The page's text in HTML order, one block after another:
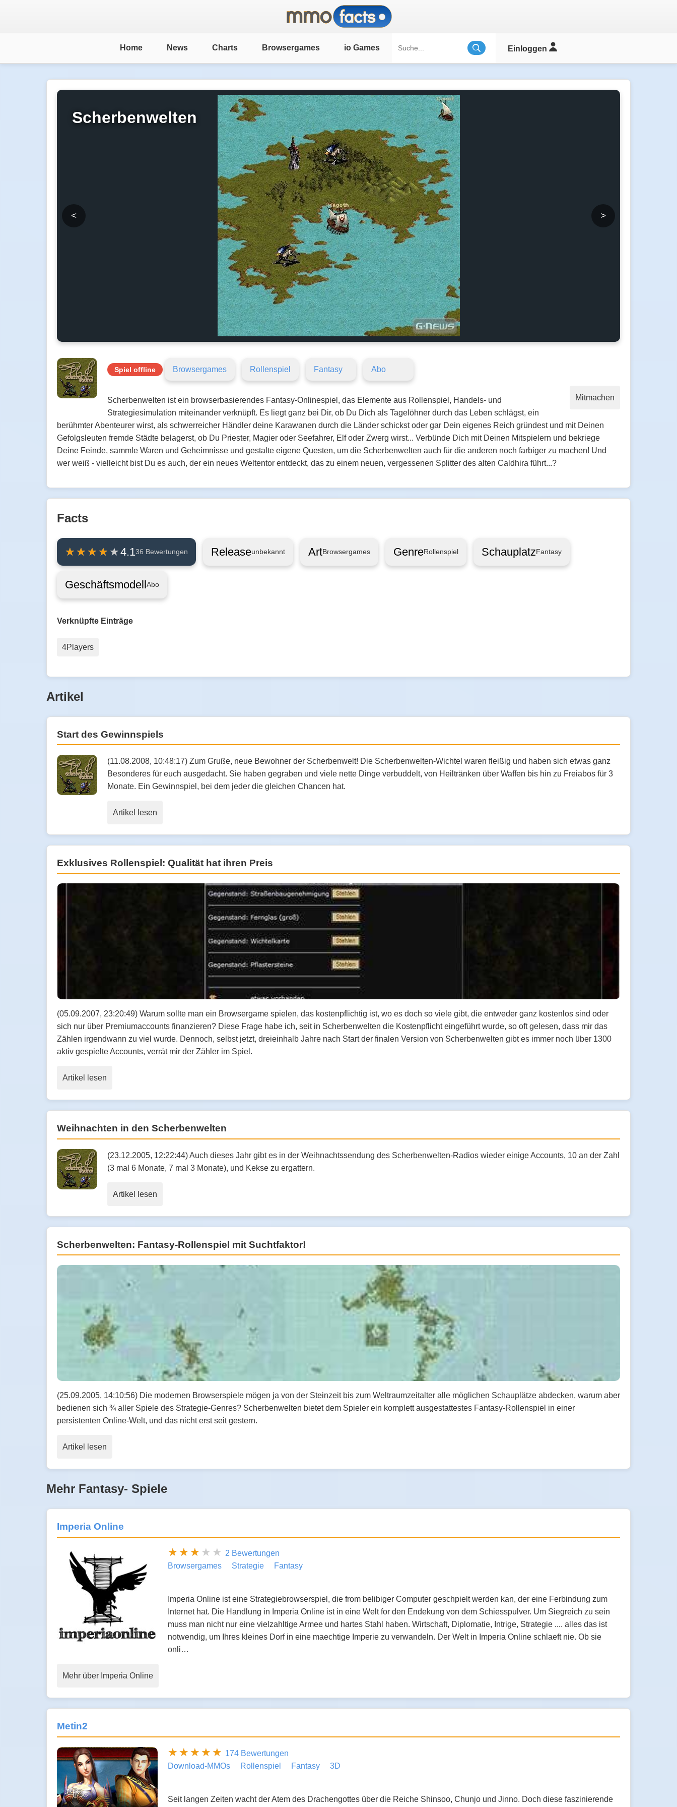
Home News Charts Browsergames io Games Einloggen
Scherbenwelten
< >
Spiel offline Browsergames Rollenspiel Fantasy Abo
Mitmachen
Scherbenwelten ist ein browserbasierendes Fantasy-Onlinespiel, das Elemente aus Rollenspiel, Handels- und
Strategiesimulation miteinander verknüpft. Es liegt ganz bei Dir, ob Du Dich als Tagelöhner durch das Leben schlägst, ein
berühmter Abenteurer wirst, als schwerreicher Händler deine Karawanen durch die Länder schickst oder gar Dein eigenes Reich gründest und mit Deinen
Gefolgsleuten fremde Städte belagerst, ob Du Priester, Magier oder Seefahrer, Elf oder Zwerg wirst... Verbünde Dich mit Deinen Mitspielern und bekriege
Deine Feinde, sammle Waren und Geheimnisse und gestalte eigene Questen, um die Scherbenwelten auch für die anderen noch farbiger zu machen! Und
wer weiß - vielleicht bist Du es auch, der ein neues Weltentor entdeckt, das zu einem neuen, vergessenen Splitter des alten Caldhira führt...?
Facts
4.136 Bewertungen Releaseunbekannt ArtBrowsergames GenreRollenspiel SchauplatzFantasy
GeschäftsmodellAbo
Verknüpfte Einträge
4Players
Artikel
Start des Gewinnspiels
(11.08.2008, 10:48:17) Zum Gruße, neue Bewohner der Scherbenwelt! Die Scherbenwelten-Wichtel waren fleißig und haben sich etwas ganz
Besonderes für euch ausgedacht. Sie haben gegraben und viele nette Dinge verbuddelt, von Heiltränken über Waffen bis hin zu Freiabos für 3
Monate. Ein Gewinnspiel, bei dem jeder die gleichen Chancen hat.
Artikel lesen
Exklusives Rollenspiel: Qualität hat ihren Preis
(05.09.2007, 23:20:49) Warum sollte man ein Browsergame spielen, das kostenpflichtig ist, wo es doch so viele gibt, die entweder ganz kostenlos sind oder
sich nur über Premiumaccounts finanzieren? Diese Frage habe ich, seit in Scherbenwelten die Kostenpflicht eingeführt wurde, so oft gelesen, dass mir das
Zählen irgendwann zu viel wurde. Dennoch, selbst jetzt, dreieinhalb Jahre nach Start der finalen Version von Scherbenwelten gibt es immer noch über 1300
aktiv gespielte Accounts, verrät mir der Zähler im Spiel.
Artikel lesen
Weihnachten in den Scherbenwelten
(23.12.2005, 12:22:44) Auch dieses Jahr gibt es in der Weihnachtssendung des Scherbenwelten-Radios wieder einige Accounts, 10 an der Zahl
(3 mal 6 Monate, 7 mal 3 Monate), und Kekse zu ergattern.
Artikel lesen
Scherbenwelten: Fantasy-Rollenspiel mit Suchtfaktor!
(25.09.2005, 14:10:56) Die modernen Browserspiele mögen ja von der Steinzeit bis zum Weltraumzeitalter alle möglichen Schauplätze abdecken, warum aber
bedienen sich ¾ aller Spiele des Strategie-Genres? Scherbenwelten bietet dem Spieler ein komplett ausgestattestes Fantasy-Rollenspiel in einer
persistenten Online-Welt, und das nicht erst seit gestern.
Artikel lesen
Mehr Fantasy- Spiele
Imperia Online
2 Bewertungen
Browsergames
Strategie Fantasy
Imperia Online ist eine Strategiebrowserspiel, die from belibiger Computer geschpielt werden kan, der eine Ferbindung zum
Internet hat. Die Handlung in Imperia Online ist in eine Welt for den Endekung von dem Schiesspulver. Um Siegreich zu sein
muss man nicht nur eine vielzahltige Armee und hartes Stahl haben. Wirtschaft, Diplomatie, Intrige, Strategie .... alles das ist
notwendig, um Ihres kleines Dorf in eine maechtige Imperie zu verwandeln. Der Welt in Imperia Online schlaeft nie. Ob sie
onli…
Mehr über Imperia Online
Metin2
174 Bewertungen
Download-MMOs
Rollenspiel Fantasy 3D
Seit langen Zeiten wacht der Atem des Drachengottes über die Reiche Shinsoo, Chunjo und Jinno. Doch diese faszinierende